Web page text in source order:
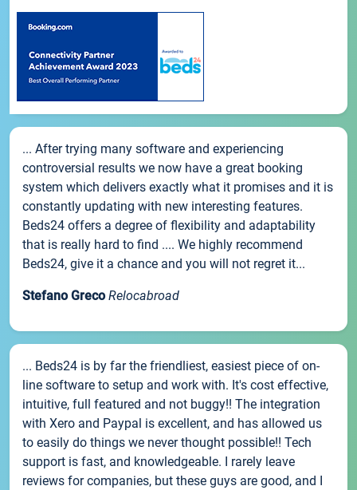
... After trying many software and experiencing
controversial results we now have a great booking
system which delivers exactly what it promises and it is
constantly updating with new interesting features.
Beds24 offers a degree of flexibility and adaptability
that is really hard to find .... We highly recommend
Beds24, give it a chance and you will not regret it...
Stefano Greco Relocabroad
... Beds24 is by far the friendliest, easiest piece of on-
line software to setup and work with. It's cost effective,
intuitive, full featured and not buggy!! The integration
with Xero and Paypal is excellent, and has allowed us
to easily do things we never thought possible!! Tech
support is fast, and knowledgeable. I rarely leave
reviews for companies, but these guys are good, and I